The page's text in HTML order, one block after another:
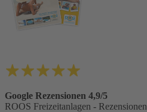
Google Rezensionen 4,9/5
ROOS Freizeitanlagen - Rezensionen